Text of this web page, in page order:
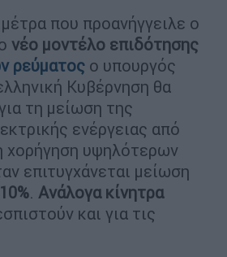
που προανήγγειλε ο
νέο μοντέλο επιδότησης
ρεύματος ο υπουργός
Κυβέρνηση θα
τη μείωση της
ενέργειας από
χορήγηση υψηλότερων
επιτυγχάνεται μείωση
10%. Ανάλογα κίνητρα
και για τις